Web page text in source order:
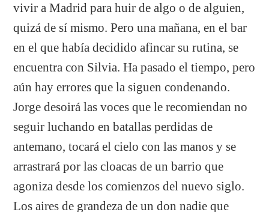
vivir a Madrid para huir de algo o de alguien,
quizá de sí mismo. Pero una mañana, en el bar
en el que había decidido afincar su rutina, se
encuentra con Silvia. Ha pasado el tiempo, pero
aún hay errores que la siguen condenando.
Jorge desoirá las voces que le recomiendan no
seguir luchando en batallas perdidas de
antemano, tocará el cielo con las manos y se
arrastrará por las cloacas de un barrio que
agoniza desde los comienzos del nuevo siglo.
Los aires de grandeza de un don nadie que